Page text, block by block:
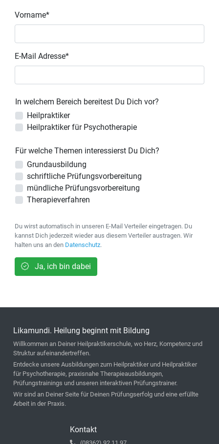
Vorname*
E-Mail Adresse*
In welchem Bereich bereitest Du Dich vor?
Heilpraktiker
Heilpraktiker für Psychotherapie
Für welche Themen interessierst Du Dich?
Grundausbildung
schriftliche Prüfungsvorbereitung
mündliche Prüfungsvorbereitung
Therapieverfahren
Du wirst automatisch in unseren E-Mail Verteiler eingetragen. Du
kannst Dich jederzeit wieder aus diesem Verteiler austragen. Wir
halten uns an den Datenschutz.
Ja, ich bin dabei
Likamundi. Heilung beginnt mit Bildung
Willkommen an Deiner Heilpraktikerschule, wo Herz, Kompetenz und
Struktur aufeinandertreffen.
Entdecke unsere Ausbildungen zum Heilpraktiker und Heilpraktiker
für Psychotherapie, praxisnahe Therapieausbildungen,
Prüfungstrainings und unseren interaktiven Prüfungstrainer.
Wir sind an Deiner Seite für Deinen Prüfungserfolg und eine erfüllte
Arbeit in der Praxis.
Kontakt